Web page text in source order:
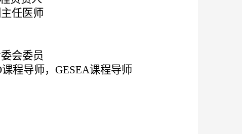
任医师
会委员
程导师，GESEA课程导师